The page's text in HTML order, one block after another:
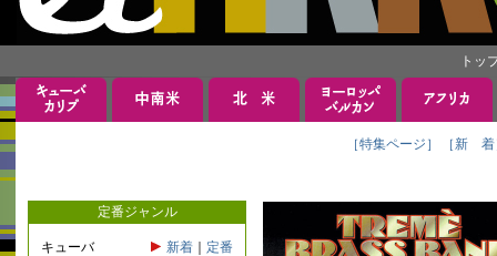
トッ
［特集ページ］ ［新 着
定番ジャンル
キューバ 新着
定番